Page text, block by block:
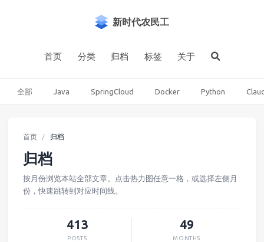
新时代农民工
首页 分类 归档 标签 关于
全部 Java SpringCloud Docker Python
首页 归档
归档
按月份浏览本站全部文章。点击热力图任意一格，或选择左侧月
份，快速跳转到对应时间线。
413
POSTS
49
MONTHS